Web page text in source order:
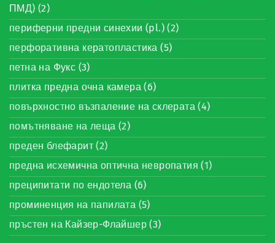
ПМД) (2)
периферни предни синехии (pl.) (2)
перфоративна кератопластика (5)
петна на Фукс (3)
плитка предна очна камера (6)
повърхностно възпаление на склерата (4)
помътняване на леща (2)
преден блефарит (2)
предна исхемична оптична невропатия (1)
преципитати по ендотела (6)
проминенция на папилата (5)
пръстен на Кайзер-Флайшер (3)